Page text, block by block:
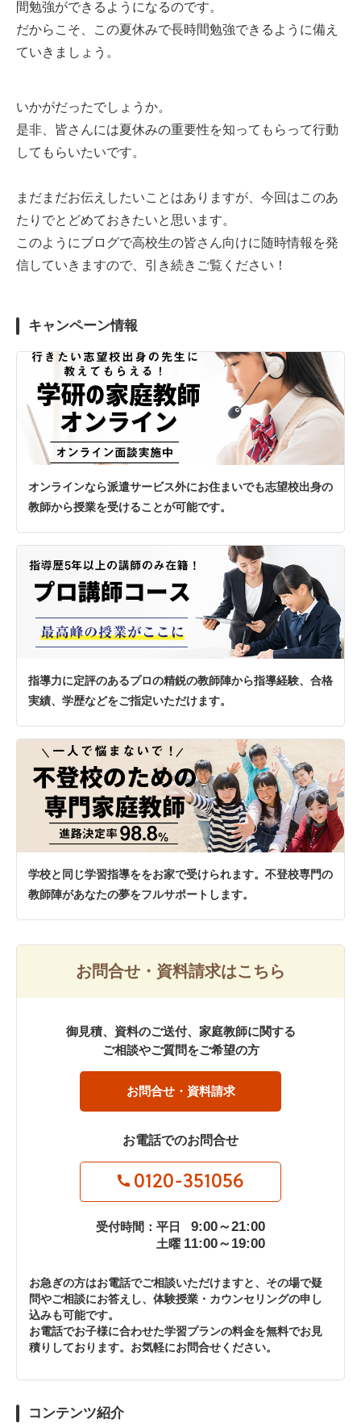
間勉強ができるようになるのです。
だからこそ、この夏休みで長時間勉強できるように備え
ていきましょう。
いかがだったでしょうか。
是非、皆さんには夏休みの重要性を知ってもらって行動
してもらいたいです。
まだまだお伝えしたいことはありますが、今回はこのあ
たりでとどめておきたいと思います。
このようにブログで高校生の皆さん向けに随時情報を発
信していきますので、引き続きご覧ください！
キャンペーン情報
オンラインなら派遣サービス外にお住まいでも志望校出身の
教師から授業を受けることが可能です。
指導力に定評のあるプロの精鋭の教師陣から指導経験、合格
実績、学歴などをご指定いただけます。
学校と同じ学習指導ををお家で受けられます。不登校専門の
教師陣があなたの夢をフルサポートします。
お問合せ・資料請求はこちら
御見積、資料のご送付、家庭教師に関する
ご相談やご質問をご希望の方
お問合せ・資料請求
お電話でのお問合せ
0120-351056
受付時間：平日 9:00～21:00
土曜 11:00～19:00
お急ぎの方はお電話でご相談いただけますと、その場で疑
問やご相談にお答えし、体験授業・カウンセリングの申し
込みも可能です。
お電話でお子様に合わせた学習プランの料金を無料でお見
積りしております。お気軽にお問合せください。
コンテンツ紹介